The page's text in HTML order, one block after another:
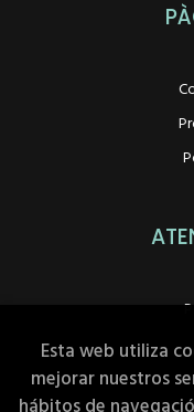
Esta web utiliza
mejorar nuestros